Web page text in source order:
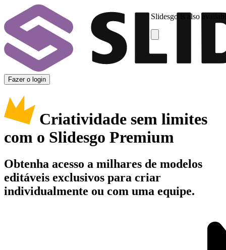
Slidesgo is also
Fazer o login
Criatividade sem limites
com o Slidesgo Premium
Obtenha acesso a milhares de modelos
editáveis exclusivos para criar
individualmente ou com uma equipe.